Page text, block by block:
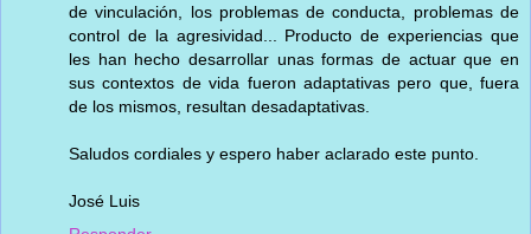
de vinculación, los problemas de conducta, problemas de
control de la agresividad... Producto de experiencias que
les han hecho desarrollar unas formas de actuar que en
sus contextos de vida fueron adaptativas pero que, fuera
de los mismos, resultan desadaptativas.
Saludos cordiales y espero haber aclarado este punto.
José Luis